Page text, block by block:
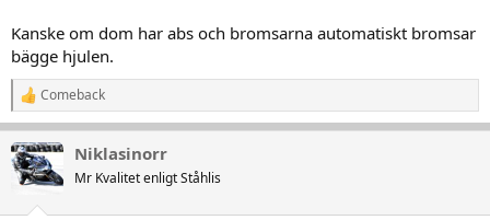
Kanske om dom har abs och bromsarna automatiskt bromsar
bägge hjulen.
R
e
k
t
i
Comeback
Niklasinorr
Mr Kvalitet enligt Ståhlis